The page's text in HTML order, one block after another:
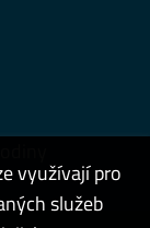
využívají pro
služeb